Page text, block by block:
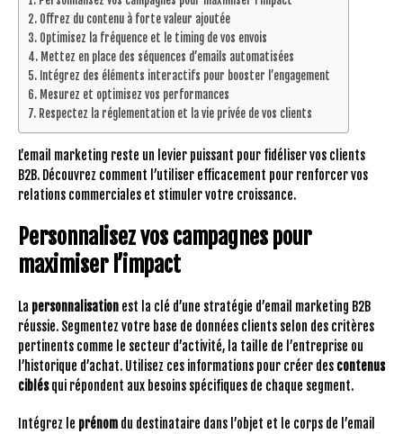
Offrez du contenu à forte valeur ajoutée
Optimisez la fréquence et le timing de vos envois
Mettez en place des séquences d’emails automatisées
Intégrez des éléments interactifs pour booster l’engagement
Mesurez et optimisez vos performances
Respectez la réglementation et la vie privée de vos clients
L’email marketing reste un levier puissant pour fidéliser vos clients
B2B. Découvrez comment l’utiliser efficacement pour renforcer vos
relations commerciales et stimuler votre croissance.
Personnalisez vos campagnes pour
maximiser l’impact
La personnalisation est la clé d’une stratégie d’email marketing B2B
réussie. Segmentez votre base de données clients selon des critères
pertinents comme le secteur d’activité, la taille de l’entreprise ou
l’historique d’achat. Utilisez ces informations pour créer des contenus
ciblésqui répondent aux besoins spécifiques de chaque segment.
Intégrez le prénom du destinataire dans l’objet et le corps de l’email